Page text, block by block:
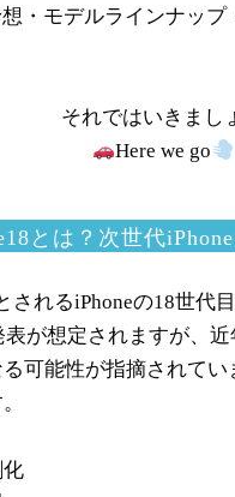
・モデルラインナッ
それではいきまし
Here we go
とは？次世代
されるiPhoneの18世代
が想定されますが、
可能性が指摘されてい
化